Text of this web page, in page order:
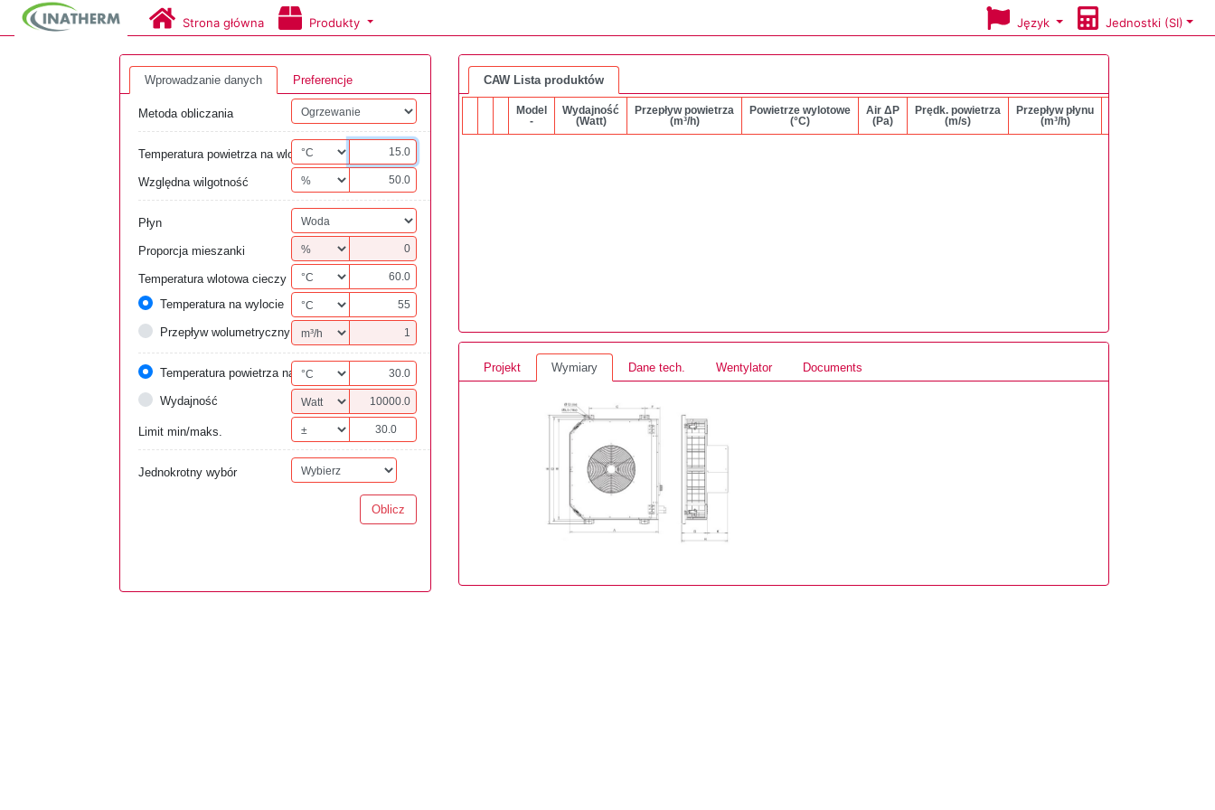
Strona główna Produkty Język Jednostki (SI)
Wprowadzanie danych Preferencje
Metoda obliczania
Temperatura powietrza na wlocie
Względna wilgotność
Płyn
Proporcja mieszanki
Temperatura wlotowa cieczy
Temperatura na wylocie
Przepływ wolumetryczny
Temperatura powietrza na wylocie
Wydajność
Limit min/maks.
Jednokrotny wybór
Oblicz
CAW Lista produktów
Model
-
Wydajność
(Watt)
Przepływ powietrza
(m³/h)
Powietrze wylotowe
(°C)
Air ΔP
(Pa)
Prędk. powietrza
(m/s)
Przepływ płynu
(m³/h)
Projekt Wymiary Dane tech. Wentylator Documents